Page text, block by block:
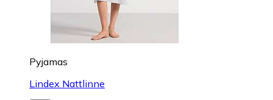
Pyjamas
Lindex Nattlinne